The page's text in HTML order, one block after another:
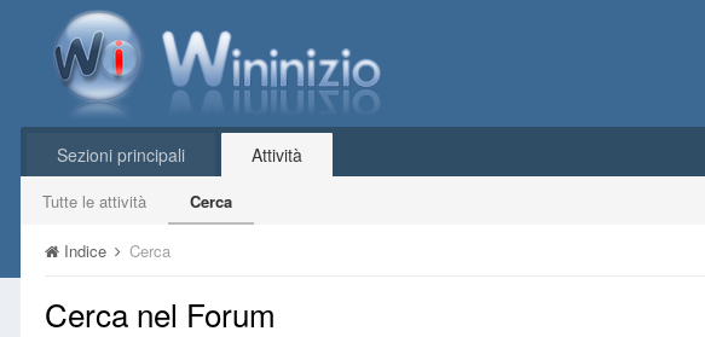
Sezioni principali Attività
Tutte le attività Cerca
Indice Cerca
Cerca nel Forum